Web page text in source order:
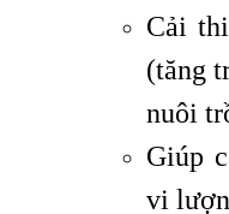
Cải
(tăng
nuôi
Giúp
vi